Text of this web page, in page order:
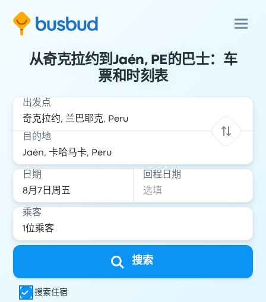
从奇克拉约到Jaén, PE的巴士：车
票和时刻表
出发点
目的地
日期 回程日期
乘客
搜索
搜索住宿